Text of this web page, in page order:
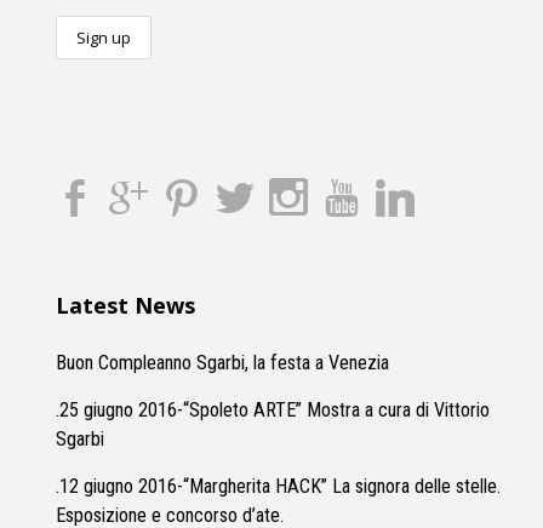
Latest News
Buon Compleanno Sgarbi, la festa a Venezia
.25 giugno 2016-“Spoleto ARTE” Mostra a cura di Vittorio
Sgarbi
.12 giugno 2016-“Margherita HACK” La signora delle stelle.
Esposizione e concorso d’ate.